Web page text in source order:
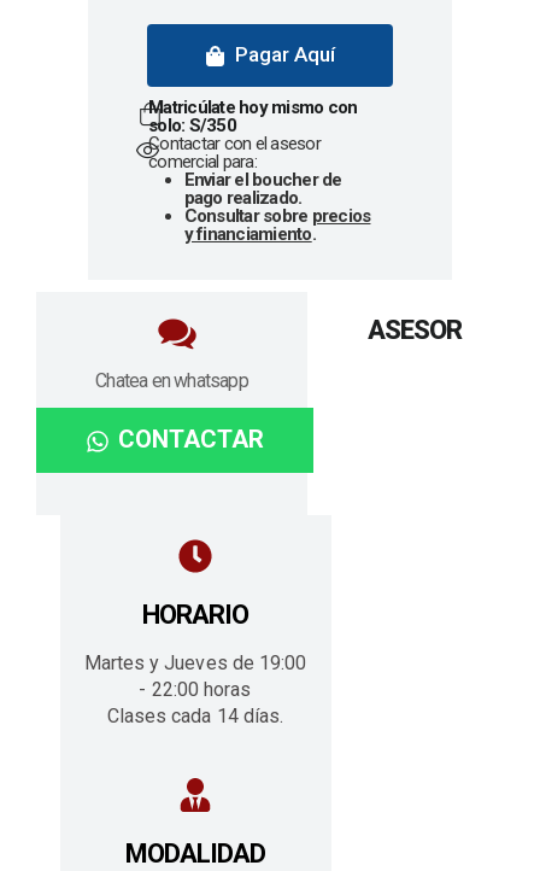
Pagar Aquí
Matricúlate hoy mismo con
solo: S/350
Contactar con el asesor
comercial para:
Enviar el boucher de
pago realizado.
Consultar sobre precios
y financiamiento.
ASESOR
Chatea en whatsapp
CONTACTAR
HORARIO
Martes y Jueves de 19:00
- 22:00 horas
Clases cada 14 días.
MODALIDAD